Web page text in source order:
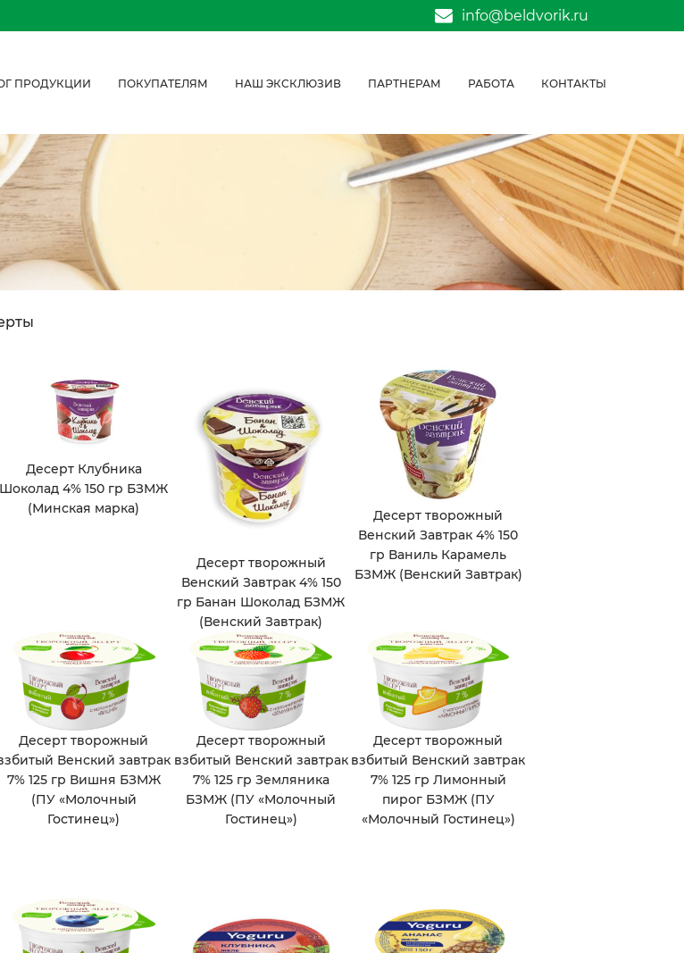
info@beldvorik.ru
ПРОДУКЦИИ ПОКУПАТЕЛЯМ НАШ ЭКСКЛЮЗИВ ПАРТНЕРАМ РАБОТА КОНТАКТЫ
Десерт Клубника
Шоколад 4% 150 гр БЗМЖ
(Минская марка)
Десерт творожный
Венский Завтрак 4% 150
гр Банан Шоколад БЗМЖ
(Венский Завтрак)
Десерт творожный
Венский Завтрак 4% 150
гр Ваниль Карамель
БЗМЖ (Венский Завтрак)
Десерт творожный
Венский завтрак
7% 125 гр Вишня БЗМЖ
(ПУ «Молочный
Гостинец»)
Десерт творожный
взбитый Венский завтрак
7% 125 гр Земляника
БЗМЖ (ПУ «Молочный
Гостинец»)
Десерт творожный
взбитый Венский завтрак
7% 125 гр Лимонный
пирог БЗМЖ (ПУ
«Молочный Гостинец»)